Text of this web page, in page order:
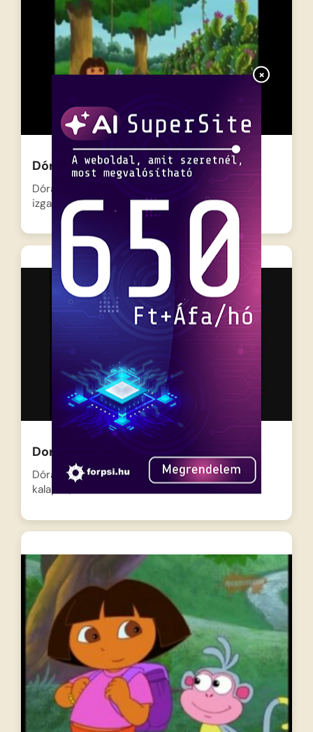
×
Dóra a felfedező – Áfonyavadászat
Dóra és legjobb barátja, Csizi, a kismajom egy
izgalmas kirándulásra…
Dora és a cowboysüti
Dóra és Csizi felhúzzák a cowboy csizmát és a
kalapot,…